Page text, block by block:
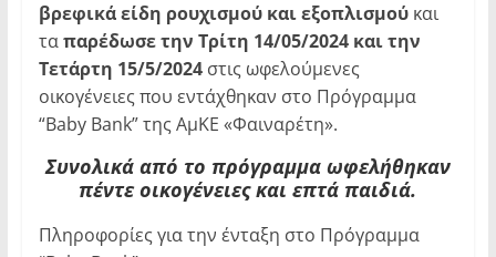
βρεφικά είδη ρουχισμού και εξοπλισμούκαι
ταπαρέδωσε την Τρίτη 14/05/2024 και την
Τετάρτη 15/5/2024στις ωφελούμενες
οικογένειες που εντάχθηκαν στο Πρόγραμμα
“Baby Bank” της ΑμΚΕ «Φαιναρέτη».
Συνολικά από το πρόγραμμα ωφελήθηκαν
πέντε οικογένειες και επτά παιδιά.
Πληροφορίες για την ένταξη στο Πρόγραμμα